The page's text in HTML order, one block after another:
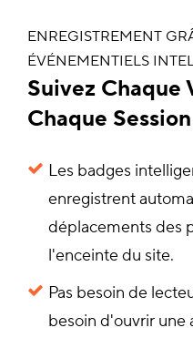
ENREGISTREMENT
ÉVÉNEMENTIELS
Suivez Chaque
Chaque
Les badges
enregistrent
déplacements des
l'enceinte du site.
Pas besoin de
besoin d'ouvrir une